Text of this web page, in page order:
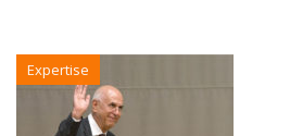
Expertise